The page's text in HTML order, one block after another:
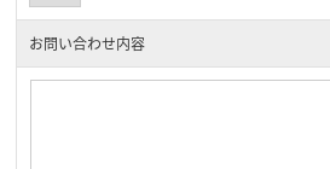
お問い合わせ内容